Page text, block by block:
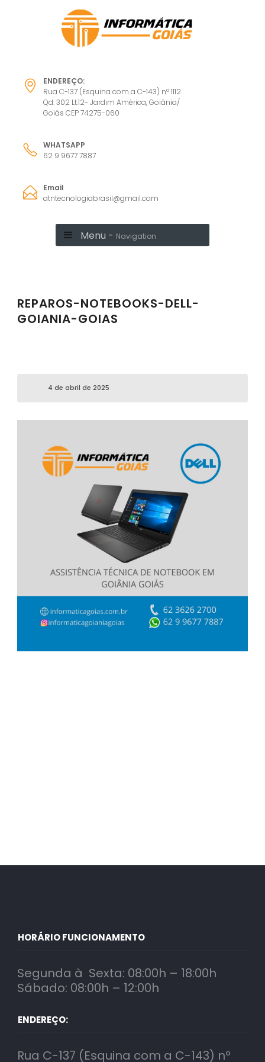
ENDEREÇO:
Rua C-137 (Esquina com a C-143) nº 1112
Qd. 302 Lt.12- Jardim América, Goiânia/
Goiás CEP 74275-060
WHATSAPP
62 9 9677 7887
Email
atntecnologiabrasil@gmail.com
Menu - Navigation
REPAROS-NOTEBOOKS-DELL-
GOIANIA-GOIAS
4 de abril de 2025
HORÁRIO FUNCIONAMENTO
Segunda à Sexta: 08:00h – 18:00h
Sábado: 08:00h – 12:00h
ENDEREÇO:
Rua C-137 (Esquina com a C-143) nº